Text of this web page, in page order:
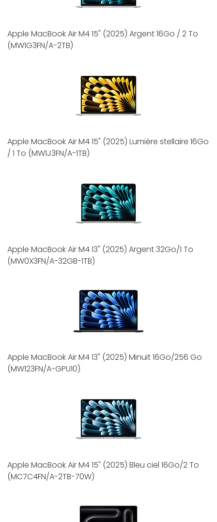
Apple MacBook Air M4 15" (2025) Argent 16Go / 2 To
(MW1G3FN/A-2TB)
Apple MacBook Air M4 15" (2025) Lumière stellaire 16Go
/ 1 To (MW1J3FN/A-1TB)
Apple MacBook Air M4 13" (2025) Argent 32Go/1 To
(MW0X3FN/A-32GB-1TB)
Apple MacBook Air M4 13" (2025) Minuit 16Go/256 Go
(MW123FN/A-GPU10)
Apple MacBook Air M4 15" (2025) Bleu ciel 16Go/2 To
(MC7C4FN/A-2TB-70W)